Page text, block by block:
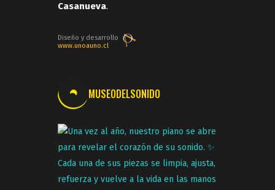
Casanueva.
Diseño y desarrollo
www.unoauno.cl
MUSEODELSONIDO